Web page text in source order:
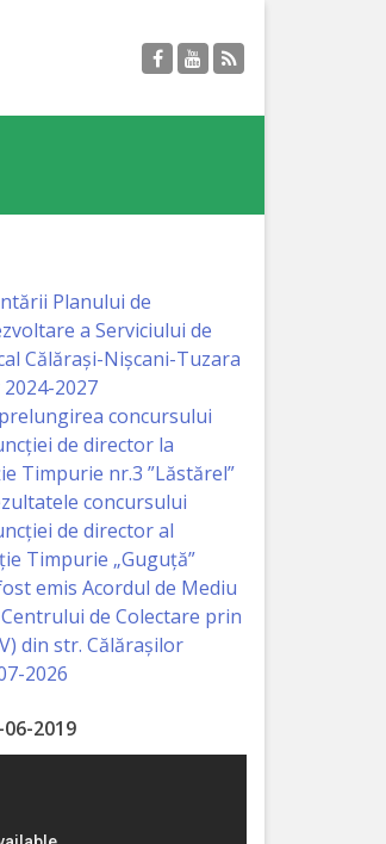
Planului de
a Serviciului de
Călărași-Nișcani-Tuzara
2027
concursului
de director la
Timpurie nr.3 ”Lăstărel”
concursului
de director al
Timpurie „Guguță”
emis Acordul de Mediu
de Colectare prin
din str. Călărașilor
2026
2019